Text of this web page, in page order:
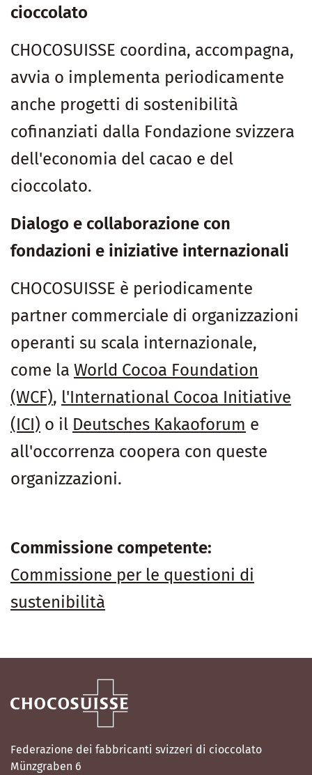
cioccolato
CHOCOSUISSE coordina, accompagna,
avvia o implementa periodicamente
anche progetti di sostenibilità
cofinanziati dalla Fondazione svizzera
dell'economia del cacao e del
cioccolato.
Dialogo e collaborazione con
fondazioni e iniziative internazionali
CHOCOSUISSE è periodicamente
partner commerciale di organizzazioni
operanti su scala internazionale,
come la World Cocoa Foundation
(WCF), l'International Cocoa Initiative
(ICI) o il Deutsches Kakaoforum e
all'occorrenza coopera con queste
organizzazioni.
Commissione competente:
Commissione per le questioni di
sustenibilità
Federazione dei fabbricanti svizzeri di cioccolato
Münzgraben 6